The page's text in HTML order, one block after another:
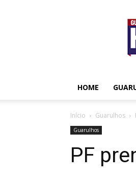
HOME
Início Guarulhos
Guarulhos
PF